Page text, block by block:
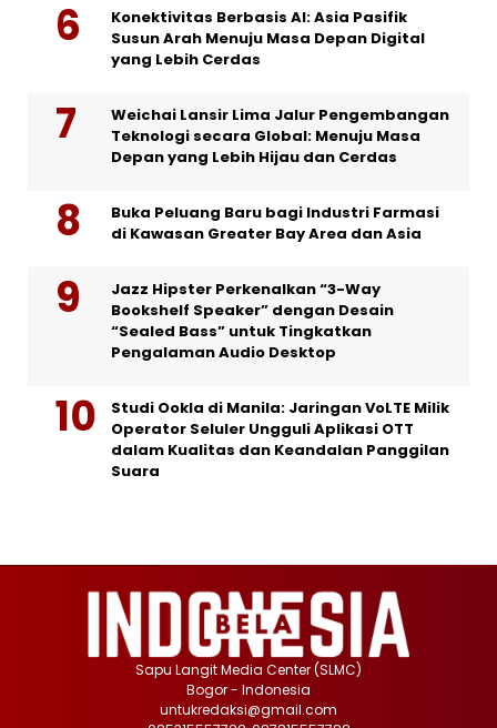
Konektivitas Berbasis AI: Asia Pasifik
Susun Arah Menuju Masa Depan Digital
yang Lebih Cerdas
Weichai Lansir Lima Jalur Pengembangan
Teknologi secara Global: Menuju Masa
Depan yang Lebih Hijau dan Cerdas
Buka Peluang Baru bagi Industri Farmasi
di Kawasan Greater Bay Area dan Asia
Jazz Hipster Perkenalkan “3-Way
Bookshelf Speaker” dengan Desain
“Sealed Bass” untuk Tingkatkan
Pengalaman Audio Desktop
Studi Ookla di Manila: Jaringan VoLTE Milik
Operator Seluler Ungguli Aplikasi OTT
dalam Kualitas dan Keandalan Panggilan
Suara
Sapu Langit Media Center (SLMC)
Bogor - Indonesia
untukredaksi@gmail.com